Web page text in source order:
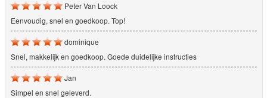
Peter Van Loock
Eenvoudig, snel en goedkoop. Top!
dominique
Snel, makkelijk en goedkoop. Goede duidelijke instructies
Jan
Simpel en snel geleverd.